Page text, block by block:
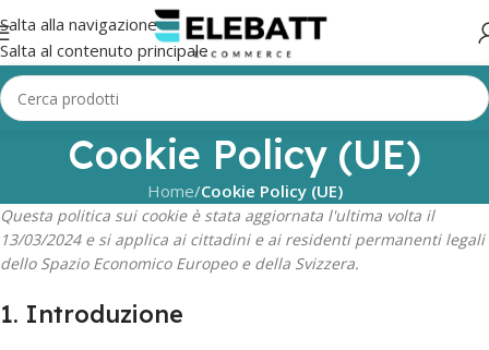
Salta alla navigazione
Salta al contenuto principale
Cookie Policy (UE)
Home/Cookie Policy (UE)
Questa politica sui cookie è stata aggiornata l'ultima volta il
13/03/2024 e si applica ai cittadini e ai residenti permanenti legali
dello Spazio Economico Europeo e della Svizzera.
1. Introduzione